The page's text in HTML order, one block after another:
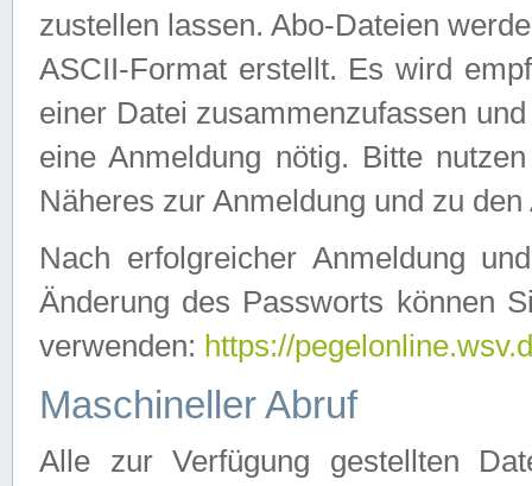
zustellen lassen. Abo-Dateien
ASCII-Format erstellt. Es wird
einer Datei zusammenzufassen
eine Anmeldung nötig. Bitte
Näheres zur Anmeldung und zu
Nach erfolgreicher Anmeldung
Änderung des Passworts können
verwenden: https://
Maschineller Abruf
Alle zur Verfügung gestellten